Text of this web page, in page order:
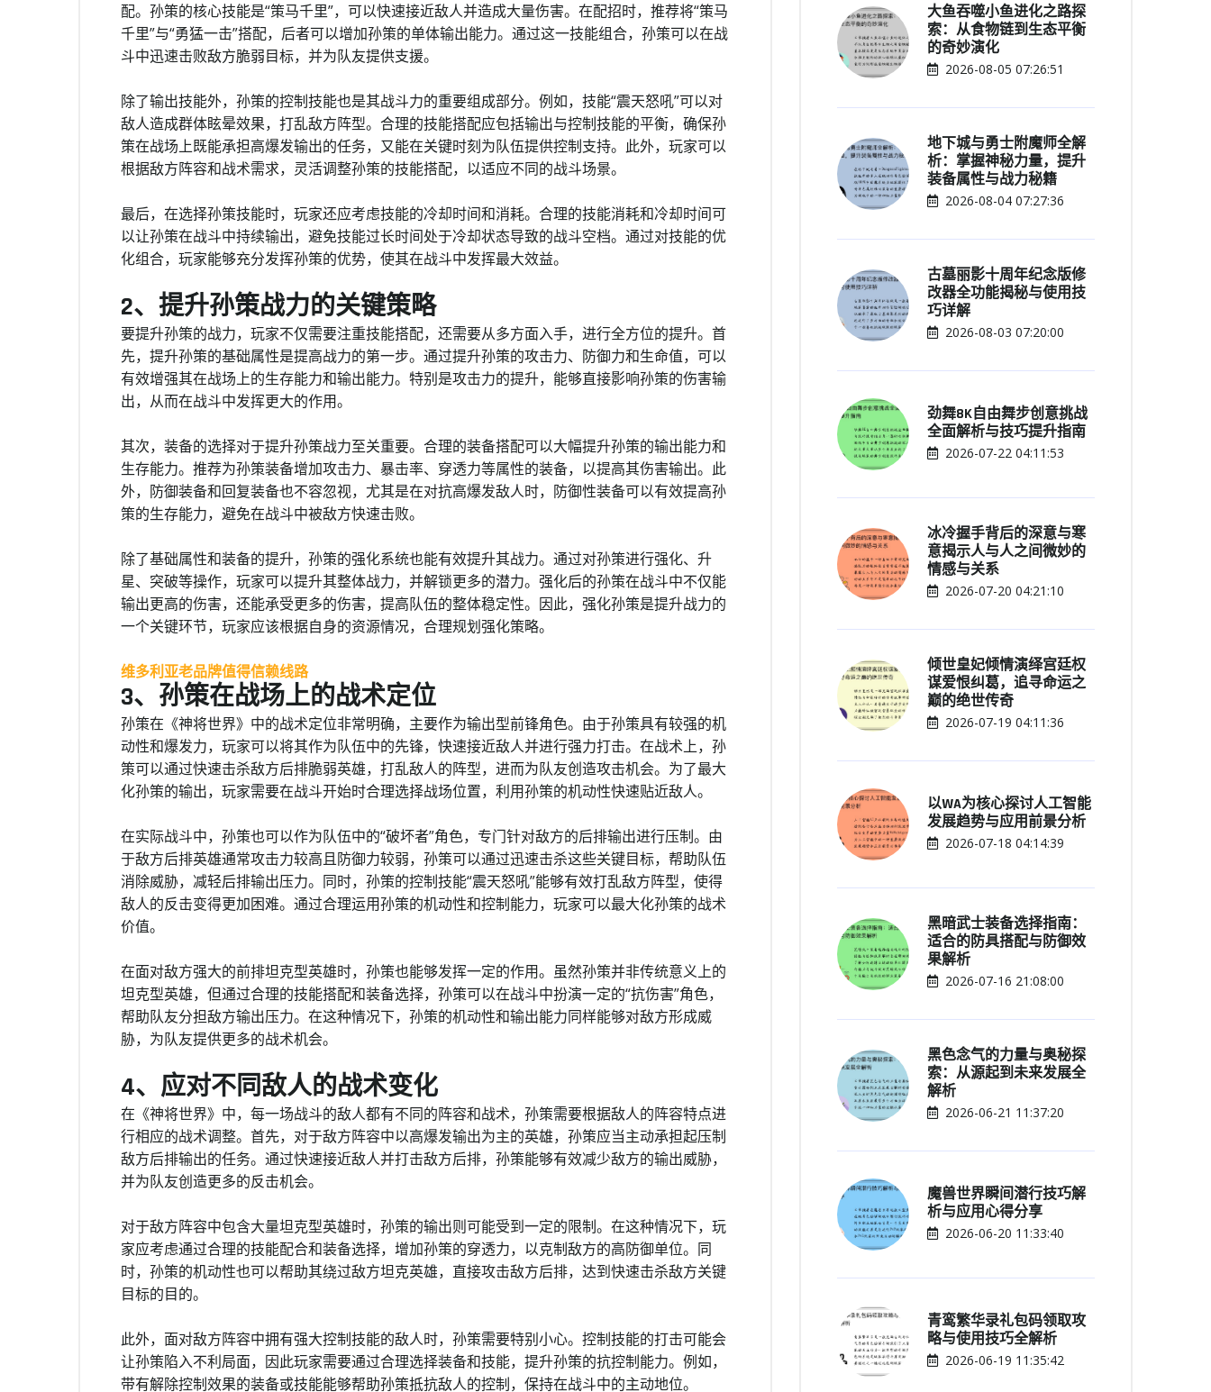
配。孙策的核心技能是“策马千里”，可以快速接近敌人并造成大量伤害。在配招时，推荐将“策马
千里”与“勇猛一击”搭配，后者可以增加孙策的单体输出能力。通过这一技能组合，孙策可以在战
斗中迅速击败敌方脆弱目标，并为队友提供支援。
除了输出技能外，孙策的控制技能也是其战斗力的重要组成部分。例如，技能“震天怒吼”可以对
敌人造成群体眩晕效果，打乱敌方阵型。合理的技能搭配应包括输出与控制技能的平衡，确保孙
策在战场上既能承担高爆发输出的任务，又能在关键时刻为队伍提供控制支持。此外，玩家可以
根据敌方阵容和战术需求，灵活调整孙策的技能搭配，以适应不同的战斗场景。
最后，在选择孙策技能时，玩家还应考虑技能的冷却时间和消耗。合理的技能消耗和冷却时间可
以让孙策在战斗中持续输出，避免技能过长时间处于冷却状态导致的战斗空档。通过对技能的优
化组合，玩家能够充分发挥孙策的优势，使其在战斗中发挥最大效益。
2、提升孙策战力的关键策略
要提升孙策的战力，玩家不仅需要注重技能搭配，还需要从多方面入手，进行全方位的提升。首
先，提升孙策的基础属性是提高战力的第一步。通过提升孙策的攻击力、防御力和生命值，可以
有效增强其在战场上的生存能力和输出能力。特别是攻击力的提升，能够直接影响孙策的伤害输
出，从而在战斗中发挥更大的作用。
其次，装备的选择对于提升孙策战力至关重要。合理的装备搭配可以大幅提升孙策的输出能力和
生存能力。推荐为孙策装备增加攻击力、暴击率、穿透力等属性的装备，以提高其伤害输出。此
外，防御装备和回复装备也不容忽视，尤其是在对抗高爆发敌人时，防御性装备可以有效提高孙
策的生存能力，避免在战斗中被敌方快速击败。
除了基础属性和装备的提升，孙策的强化系统也能有效提升其战力。通过对孙策进行强化、升
星、突破等操作，玩家可以提升其整体战力，并解锁更多的潜力。强化后的孙策在战斗中不仅能
输出更高的伤害，还能承受更多的伤害，提高队伍的整体稳定性。因此，强化孙策是提升战力的
一个关键环节，玩家应该根据自身的资源情况，合理规划强化策略。
维多利亚老品牌值得信赖线路
3、孙策在战场上的战术定位
孙策在《神将世界》中的战术定位非常明确，主要作为输出型前锋角色。由于孙策具有较强的机
动性和爆发力，玩家可以将其作为队伍中的先锋，快速接近敌人并进行强力打击。在战术上，孙
策可以通过快速击杀敌方后排脆弱英雄，打乱敌人的阵型，进而为队友创造攻击机会。为了最大
化孙策的输出，玩家需要在战斗开始时合理选择战场位置，利用孙策的机动性快速贴近敌人。
在实际战斗中，孙策也可以作为队伍中的“破坏者”角色，专门针对敌方的后排输出进行压制。由
于敌方后排英雄通常攻击力较高且防御力较弱，孙策可以通过迅速击杀这些关键目标，帮助队伍
消除威胁，减轻后排输出压力。同时，孙策的控制技能“震天怒吼”能够有效打乱敌方阵型，使得
敌人的反击变得更加困难。通过合理运用孙策的机动性和控制能力，玩家可以最大化孙策的战术
价值。
在面对敌方强大的前排坦克型英雄时，孙策也能够发挥一定的作用。虽然孙策并非传统意义上的
坦克型英雄，但通过合理的技能搭配和装备选择，孙策可以在战斗中扮演一定的“抗伤害”角色，
帮助队友分担敌方输出压力。在这种情况下，孙策的机动性和输出能力同样能够对敌方形成威
胁，为队友提供更多的战术机会。
4、应对不同敌人的战术变化
在《神将世界》中，每一场战斗的敌人都有不同的阵容和战术，孙策需要根据敌人的阵容特点进
行相应的战术调整。首先，对于敌方阵容中以高爆发输出为主的英雄，孙策应当主动承担起压制
敌方后排输出的任务。通过快速接近敌人并打击敌方后排，孙策能够有效减少敌方的输出威胁，
并为队友创造更多的反击机会。
对于敌方阵容中包含大量坦克型英雄时，孙策的输出则可能受到一定的限制。在这种情况下，玩
家应考虑通过合理的技能配合和装备选择，增加孙策的穿透力，以克制敌方的高防御单位。同
时，孙策的机动性也可以帮助其绕过敌方坦克英雄，直接攻击敌方后排，达到快速击杀敌方关键
目标的目的。
此外，面对敌方阵容中拥有强大控制技能的敌人时，孙策需要特别小心。控制技能的打击可能会
让孙策陷入不利局面，因此玩家需要通过合理选择装备和技能，提升孙策的抗控制能力。例如，
带有解除控制效果的装备或技能能够帮助孙策抵抗敌人的控制，保持在战斗中的主动地位。
大鱼吞噬小鱼进化之路探
索：从食物链到生态平衡
的奇妙演化
2026-08-05 07:26:51
地下城与勇士附魔师全解
析：掌握神秘力量，提升
装备属性与战力秘籍
2026-08-04 07:27:36
古墓丽影十周年纪念版修
改器全功能揭秘与使用技
巧详解
2026-08-03 07:20:00
劲舞8K自由舞步创意挑战
全面解析与技巧提升指南
2026-07-22 04:11:53
冰冷握手背后的深意与寒
意揭示人与人之间微妙的
情感与关系
2026-07-20 04:21:10
倾世皇妃倾情演绎宫廷权
谋爱恨纠葛，追寻命运之
巅的绝世传奇
2026-07-19 04:11:36
以WA为核心探讨人工智能
发展趋势与应用前景分析
2026-07-18 04:14:39
黑暗武士装备选择指南：
适合的防具搭配与防御效
果解析
2026-07-16 21:08:00
黑色念气的力量与奥秘探
索：从源起到未来发展全
解析
2026-06-21 11:37:20
魔兽世界瞬间潜行技巧解
析与应用心得分享
2026-06-20 11:33:40
青鸾繁华录礼包码领取攻
略与使用技巧全解析
2026-06-19 11:35:42